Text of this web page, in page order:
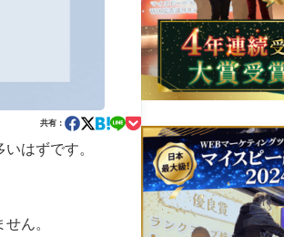
共有：
いはずです。
ん。